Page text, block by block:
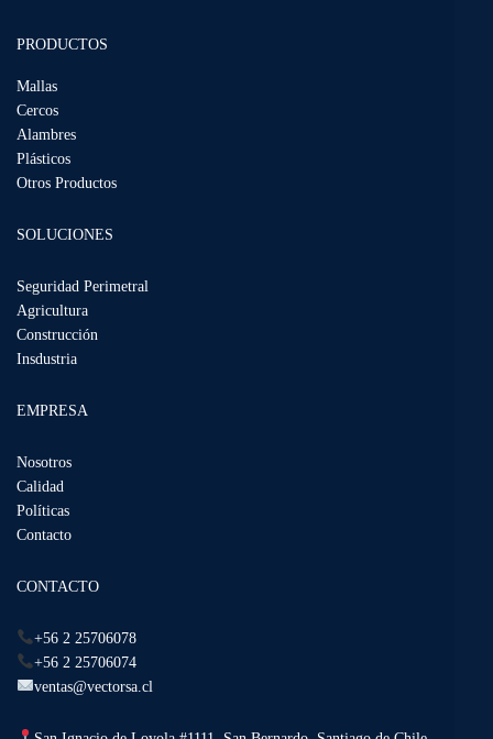
PRODUCTOS
Mallas
Cercos
Alambres
Plásticos
Otros Productos
SOLUCIONES
Seguridad Perimetral
Agricultura
Construcción
Insdustria
EMPRESA
Nosotros
Calidad
Políticas
Contacto
CONTACTO
+56 2 25706078
+56 2 25706074
ventas@vectorsa.cl